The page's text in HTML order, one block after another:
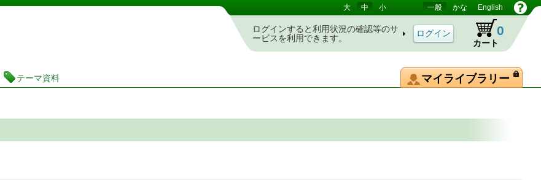
茨城県立図書館 蔵書検索・予約システム 大 中 小 一般 かな English
ログインすると利用状況の確認等のサ
ービスを利用できます。
カート
0
テーマ資料 マイライブラリー